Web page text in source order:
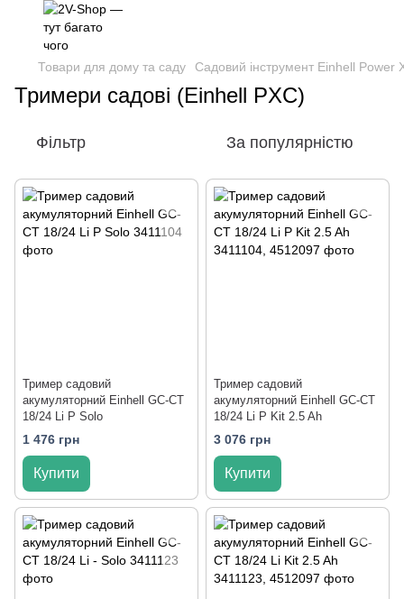
Товари для дому та саду Садовий інструмент Einhell Power
Тримери садові (Einhell PXC)
Фільтр За популярністю
Тример садовий
акумуляторний Einhell GC-CT
18/24 Li P Solo
1 476 грн
Купити
Тример садовий
акумуляторний Einhell GC-CT
18/24 Li P Kit 2.5 Ah
3 076 грн
Купити